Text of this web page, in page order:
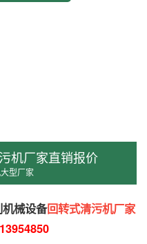
机厂家直销报价
型厂家
械设备回转式清污机厂家